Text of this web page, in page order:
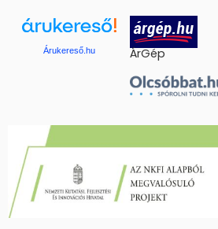
Árukereső.hu ÁrGép